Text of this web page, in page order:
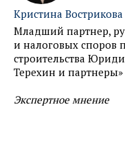
Кристина Вострикова
Младший партнер,
и налоговых споров
строительства
Терехин и партнеры»
Экспертное мнение